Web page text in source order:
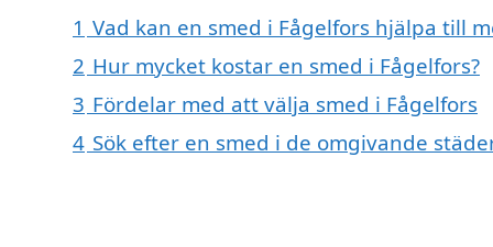
1 Vad kan en smed i Fågelfors hjälpa till
2 Hur mycket kostar en smed i Fågelfors?
3 Fördelar med att välja smed i Fågelfors
4 Sök efter en smed i de omgivande